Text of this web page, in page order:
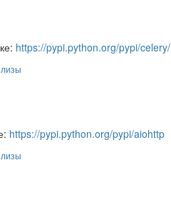
https://pypi.python.org/pypi/celery/
https://pypi.python.org/pypi/aiohttp